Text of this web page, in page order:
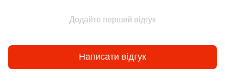
Додайте перший відгук
Написати відгук